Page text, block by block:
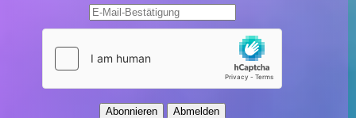
Abonnieren Abmelden